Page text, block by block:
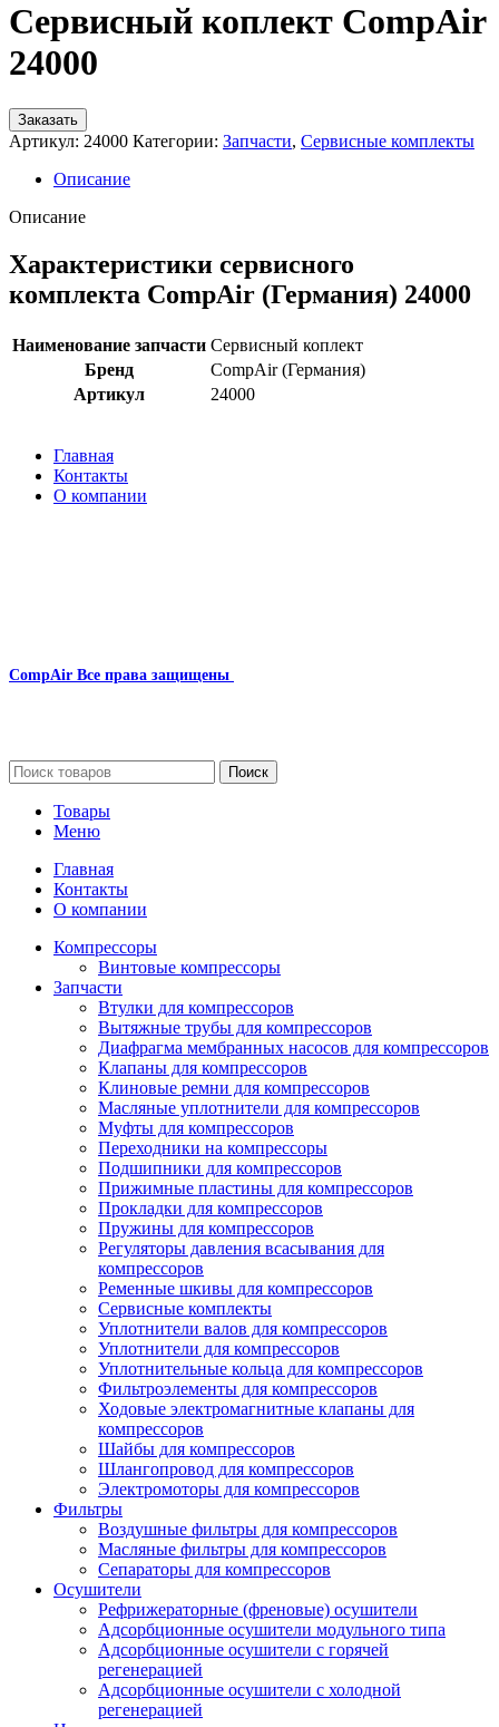
Сервисный коплект CompAir
24000
Заказать
Артикул: 24000 Категории: Запчасти, Сервисные комплекты
Описание
Описание
Характеристики сервисного
комплекта CompAir (Германия) 24000
Наименование запчасти Сервисный коплект
Бренд
CompAir (Германия)
Артикул
24000
Главная
Контакты
О компании
CompAir Все права защищены
Поиск
Товары
Меню
Главная
Контакты
О компании
Компрессоры
Винтовые компрессоры
Запчасти
Втулки для компрессоров
Вытяжные трубы для компрессоров
Диафрагма мембранных насосов для компрессоров
Клапаны для компрессоров
Клиновые ремни для компрессоров
Масляные уплотнители для компрессоров
Муфты для компрессоров
Переходники на компрессоры
Подшипники для компрессоров
Прижимные пластины для компрессоров
Прокладки для компрессоров
Пружины для компрессоров
Регуляторы давления всасывания для
компрессоров
Ременные шкивы для компрессоров
Сервисные комплекты
Уплотнители валов для компрессоров
Уплотнители для компрессоров
Уплотнительные кольца для компрессоров
Фильтроэлементы для компрессоров
Ходовые электромагнитные клапаны для
компрессоров
Шайбы для компрессоров
Шлангопровод для компрессоров
Электромоторы для компрессоров
Фильтры
Воздушные фильтры для компрессоров
Масляные фильтры для компрессоров
Сепараторы для компрессоров
Осушители
Рефрижераторные (френовые) осушители
Адсорбционные осушители модульного типа
Адсорбционные осушители с горячей
регенерацией
Адсорбционные осушители с холодной
регенерацией